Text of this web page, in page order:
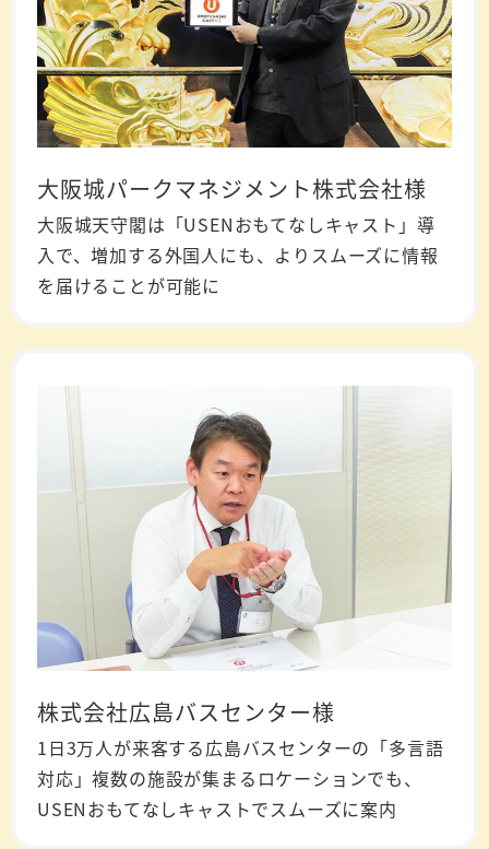
大阪城パークマネジメント株式会社様
大阪城天守閣は「USENおもてなしキャスト」導
入で、増加する外国人にも、よりスムーズに情報
を届けることが可能に
株式会社広島バスセンター様
1日3万人が来客する広島バスセンターの「多言語
対応」複数の施設が集まるロケーションでも、
USENおもてなしキャストでスムーズに案内